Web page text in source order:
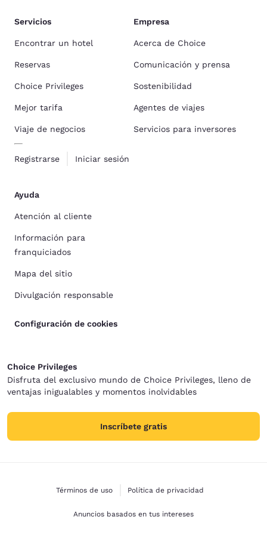
Servicios
Encontrar un hotel
Reservas
Choice Privileges
Mejor tarifa
Viaje de negocios
Registrarse Iniciar sesión
Empresa
Acerca de Choice
Comunicación y prensa
Sostenibilidad
Agentes de viajes
Servicios para inversores
Ayuda
Atención al cliente
Información para
franquiciados
Mapa del sitio
Divulgación responsable
Configuración de cookies
Choice Privileges
Disfruta del exclusivo mundo de Choice Privileges, lleno de
ventajas inigualables y momentos inolvidables
Inscríbete gratis
Términos de uso Política de privacidad
Anuncios basados en tus intereses